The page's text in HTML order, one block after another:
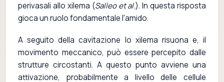
perivasali allo xilema (Salleo et al.). In questa risposta
gioca un ruolo fondamentale l'amido.
A seguito della cavitazione lo xilema risuona e, il
movimento meccanico, può essere percepito dalle
strutture circostanti. A questo punto avviene una
attivazione, probabilmente a livello delle cellule